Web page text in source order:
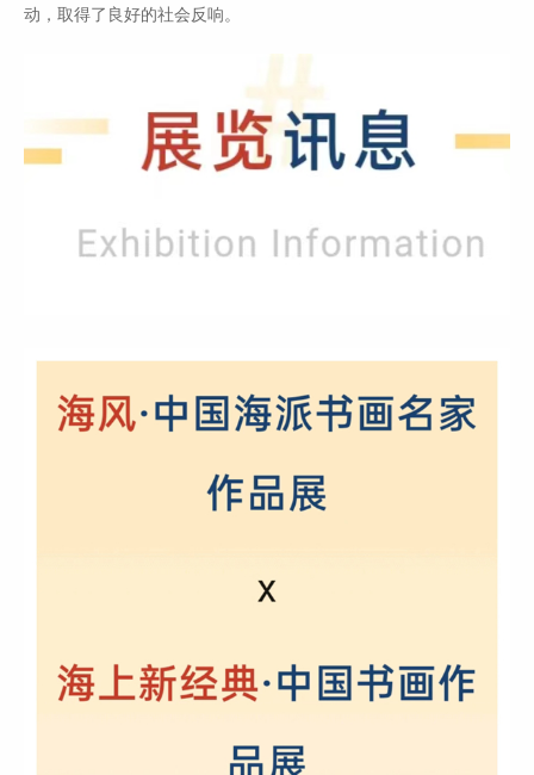
动，取得了良好的社会反响。